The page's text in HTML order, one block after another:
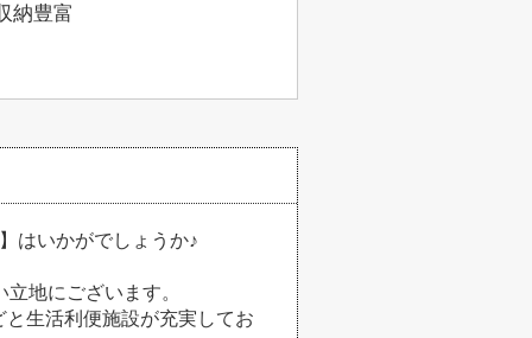
納豊富
はいかがでしょうか♪
地にございます。
生活利便施設が充実してお